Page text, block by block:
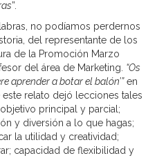
”.
no podíamos perdernos
del representante de los
de la Promoción Marzo
del área de Marketing. “Os
aprender a botar el balón’”en
este relato dejó lecciones tales
principal y parcial;
y diversión a lo que hagas;
la utilidad y creatividad;
capacidad de flexibilidad y